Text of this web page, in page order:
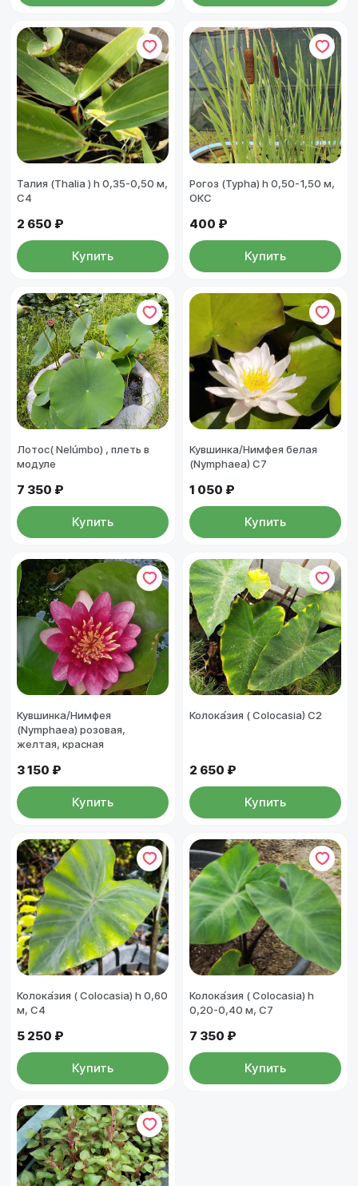
Талия (Thalia ) h 0,35-0,50 м,
С4
2 650 ₽
Купить
Рогоз (Typha) h 0,50-1,50 м,
ОКС
400 ₽
Купить
Лотос( Nelúmbo) , плеть в
модуле
7 350 ₽
Купить
Кувшинка/Нимфея белая
(Nymphaea) С7
1 050 ₽
Купить
Кувшинка/Нимфея
(Nymphaea) розовая,
желтая, красная
3 150 ₽
Купить
Колока́зия ( Colocasia) С2
2 650 ₽
Купить
Колока́зия ( Colocasia) h 0,60
м, С4
5 250 ₽
Купить
Колока́зия ( Colocasia) h
0,20-0,40 м, С7
7 350 ₽
Купить